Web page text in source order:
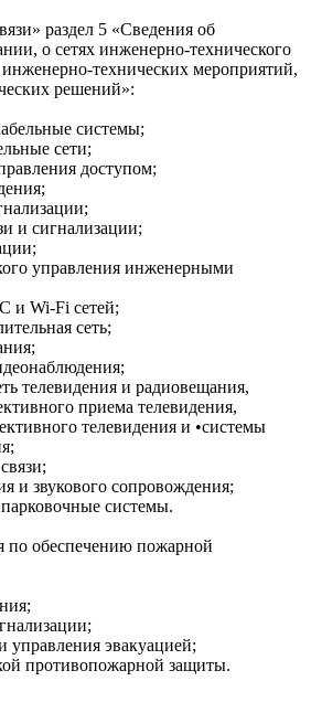
раздел 5 «Сведения об
о сетях инженерно-технического
инженерно-технических мероприятий,
решений»:
системы;
сети;
доступом;
и сигнализации;
управления инженерными
и Wi-Fi сетей;
сеть;
телевидения и радиовещания,
приема телевидения,
телевидения и •системы
и звукового сопровождения;
системы.
по обеспечению пожарной
управления эвакуацией;
противопожарной защиты.